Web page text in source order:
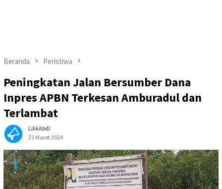
Beranda Peristiwa
Peningkatan Jalan Bersumber Dana
Inpres APBN Terkesan Amburadul dan
Terlambat
LilikAbdi
21 Maret 2024